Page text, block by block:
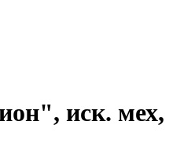
иск. мех,